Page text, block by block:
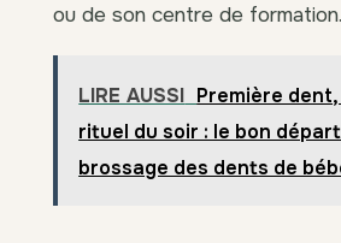
ou de son centre de formation.
LIRE AUSSI Première
rituel du soir : le bon
brossage des dents de